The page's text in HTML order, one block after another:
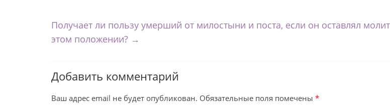
Получает ли пользу умерший от милостыни и поста, если он оставлял
этом положении? →
Добавить комментарий
Ваш адрес email не будет опубликован. Обязательные поля помечены *